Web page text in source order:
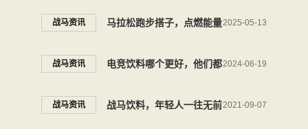
产能量饮料战马为年轻人注
战马资讯 马拉松跑步搭子，点燃能量
就选这罐运动饮料
2025-05-13
战马资讯 电竞饮料哪个更好，他们都
说战马能量饮料
2024-06-19
战马资讯 战马饮料，年轻人一往无前2021-09-07